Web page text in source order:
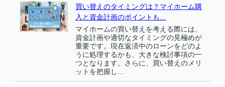
買い替えのタイミングは？マイホーム購
入と資金計画のポイントも...
マイホームの買い替えを考える際には、
資金計画や適切なタイミングの見極めが
重要です。現在返済中のローンをどのよ
うに処理するかも、大きな検討事項の一
つとなります。さらに、買い替えのメリ
ットを把握し...